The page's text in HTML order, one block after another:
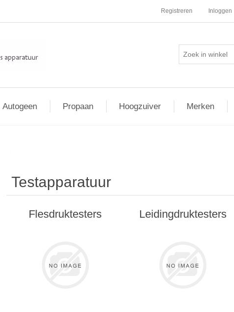
Registreren Inloggen
Autogeen Propaan Hoogzuiver Merken
Testapparatuur
Flesdruktesters Leidingdruktesters